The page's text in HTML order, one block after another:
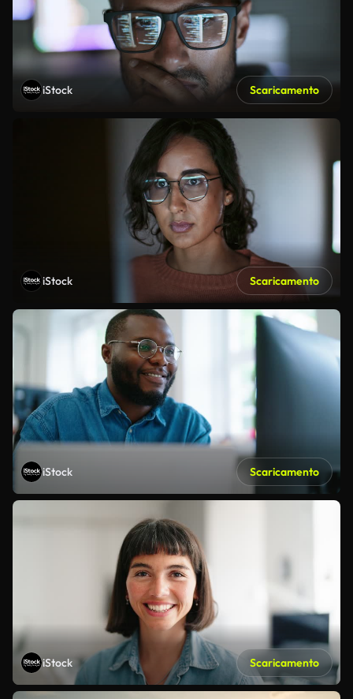
iStock Scaricamento
iStock Scaricamento
iStock Scaricamento
iStock Scaricamento